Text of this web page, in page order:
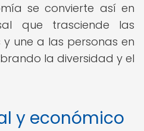
se convierte así en
que trasciende las
une a las personas en
la diversidad y el
y económico